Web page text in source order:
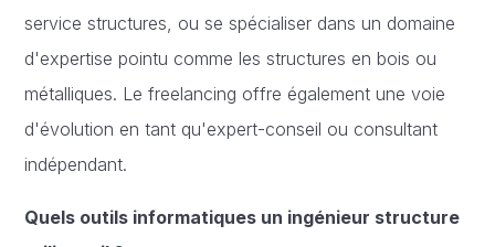
service structures, ou se spécialiser dans un domaine
d'expertise pointu comme les structures en bois ou
métalliques. Le freelancing offre également une voie
d'évolution en tant qu'expert-conseil ou consultant
indépendant.
Quels outils informatiques un ingénieur structure